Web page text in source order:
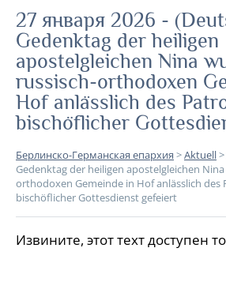
27 января 2026 -
Gedenktag der heiligen
apostelgleichen Nina
russisch-orthodoxen
Hof anlässlich des
bischöflicher
Берлинско-Германская епархия >Aktuell>
Gedenktag der heiligen apostelgleichen
orthodoxen Gemeinde in Hof anlässlich des
bischöflicher Gottesdienst gefeiert
Извините, этот техт доступен